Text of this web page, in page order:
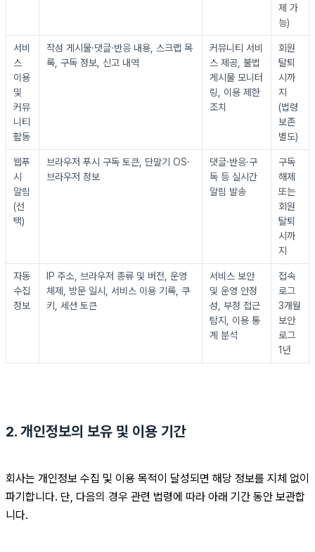
제 가
능)
서비
스
이용
및
커뮤
니티
활동
작성 게시물·댓글·반응 내용, 스크랩 목
록, 구독 정보, 신고 내역
커뮤니티 서비
스 제공, 불법
게시물 모니터
링, 이용 제한
조치
회원
탈퇴
시까
지
(법령
보존
별도)
웹푸
시
알림
(선
택)
브라우저 푸시 구독 토큰, 단말기 OS·
브라우저 정보
댓글·반응·구
독 등 실시간
알림 발송
구독
해제
또는
회원
탈퇴
시까
지
자동
수집
정보
IP 주소, 브라우저 종류 및 버전, 운영
체제, 방문 일시, 서비스 이용 기록, 쿠
키, 세션 토큰
서비스 보안
및 운영 안정
성, 부정 접근
탐지, 이용 통
계 분석
접속
로그
3개월
보안
로그
1년
2. 개인정보의 보유 및 이용 기간
회사는 개인정보 수집 및 이용 목적이 달성되면 해당 정보를 지체 없이
파기합니다. 단, 다음의 경우 관련 법령에 따라 아래 기간 동안 보관합
니다.